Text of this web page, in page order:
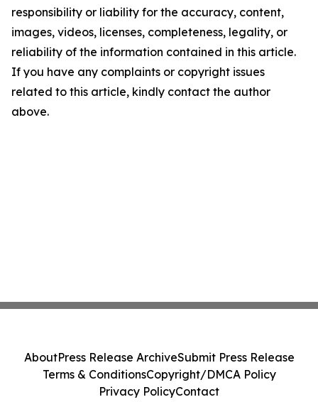
responsibility or liability for the accuracy, content,
images, videos, licenses, completeness, legality, or
reliability of the information contained in this article.
If you have any complaints or copyright issues
related to this article, kindly contact the author
above.
AboutPress Release ArchiveSubmit Press Release
Terms & ConditionsCopyright/DMCA Policy
Privacy PolicyContact